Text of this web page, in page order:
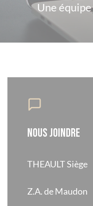
Une
Nous joindre
THEAULT Siège
Z.A. de Maudon